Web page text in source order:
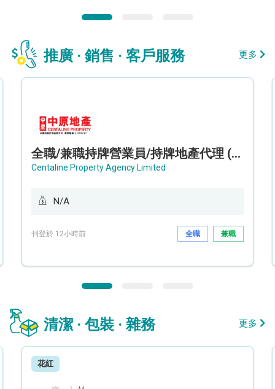
推廣 · 銷售 · 客戶服務 更多
全職/兼職持牌營業員/持牌地產代理 (長沙灣/將軍澳/油塘)
Centaline Property Agency Limited
N/A
刊登於 12小時前 全職 兼職
清潔 · 包裝 · 雜務 更多
花紅